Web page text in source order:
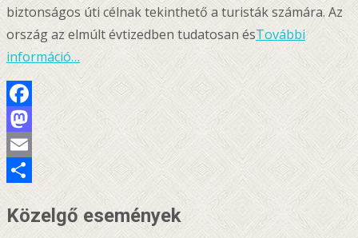
biztonságos úti célnak tekinthető a turisták számára. Az
ország az elmúlt évtizedben tudatosan ésTovábbi
információ…
Facebook
Mastodon
Email
Ossza
meg
Közelgő események